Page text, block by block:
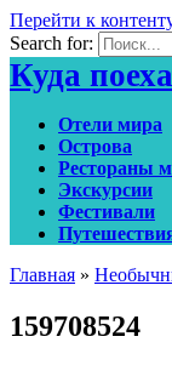
Перейти к
Search for:
Куда
Отели мира
Острова
Рестораны
Экскурсии
Фестивали
Главная »
159708524